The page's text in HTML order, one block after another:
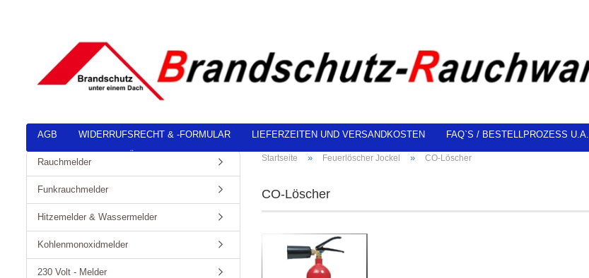
AGB WIDERRUFSRECHT & -FORMULAR LIEFERZEITEN UND VERSANDKOSTEN FAQ`S / BESTELLPROZESS U.A.
DATENSCHUTZERKLÄRUNG
Startseite » Feuerlöscher Jockel » CO-Löscher
CO-Löscher
Rauchmelder
Funkrauchmelder
Hitzemelder & Wassermelder
Kohlenmonoxidmelder
230 Volt - Melder